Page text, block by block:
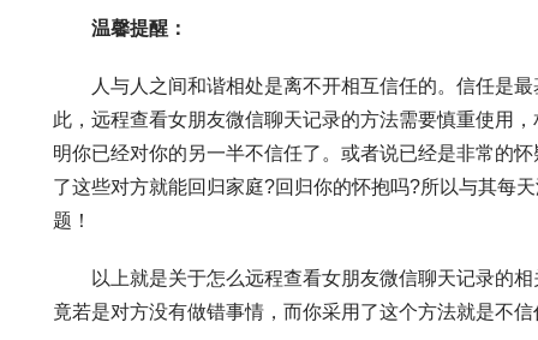
温馨提醒：
人与人之间和谐相处是离不开相互信任的。信任是最
此，远程查看女朋友微信聊天记录的方法需要慎重使用
明你已经对你的另一半不信任了。或者说已经是非常的
了这些对方就能回归家庭?回归你的怀抱吗?所以与其每
题！
以上就是关于怎么远程查看女朋友微信聊天记录的相
竟若是对方没有做错事情，而你采用了这个方法就是不